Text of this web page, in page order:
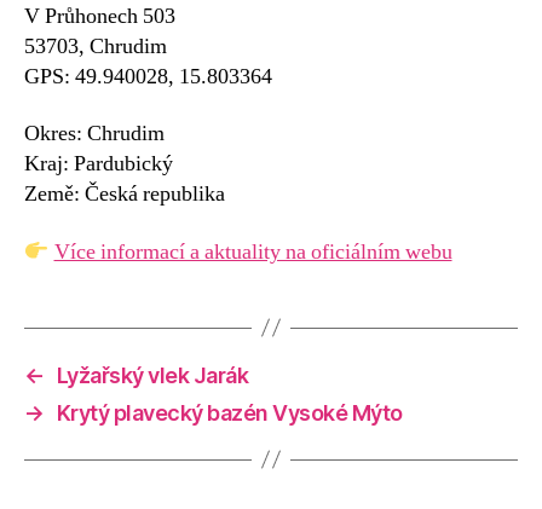
V Průhonech 503
53703, Chrudim
GPS: 49.940028, 15.803364
Okres: Chrudim
Kraj: Pardubický
Země: Česká republika
Více informací a aktuality na oficiálním webu
←
Lyžařský vlek Jarák
→
Krytý plavecký bazén Vysoké Mýto